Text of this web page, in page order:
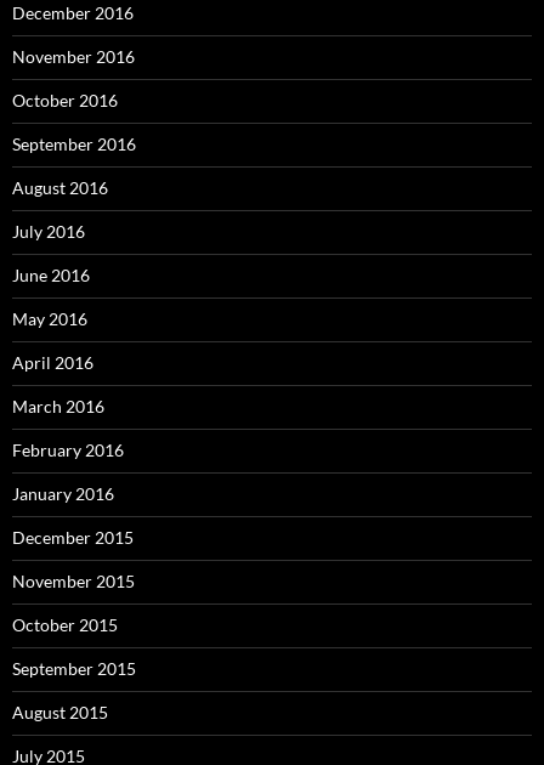
December 2016
November 2016
October 2016
September 2016
August 2016
July 2016
June 2016
May 2016
April 2016
March 2016
February 2016
January 2016
December 2015
November 2015
October 2015
September 2015
August 2015
July 2015